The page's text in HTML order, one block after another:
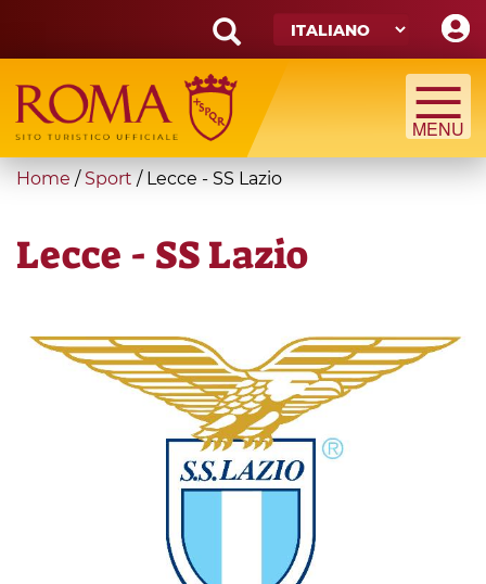
main
content
Search
form
Cerca
You
here
Home / Sport / Lecce - SS Lazio
Lecce - SS Lazio